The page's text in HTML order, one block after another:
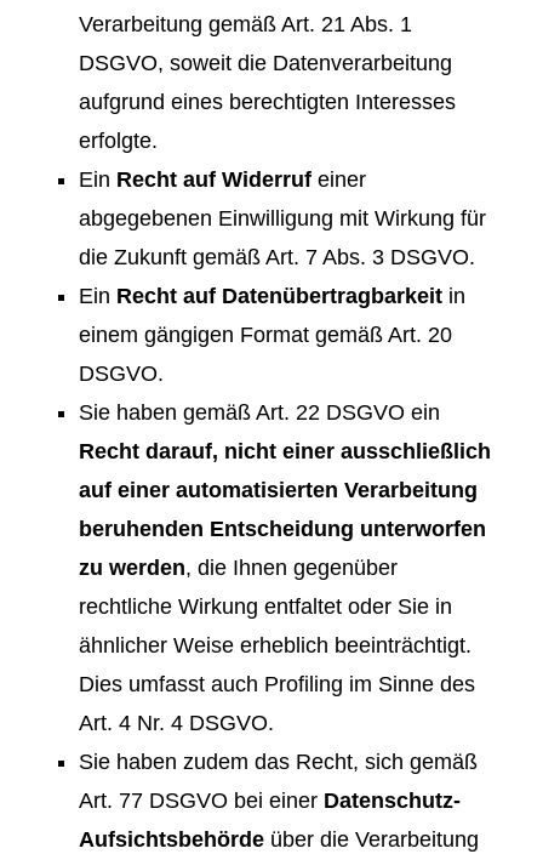
Verarbeitung gemäß Art. 21 Abs. 1
DSGVO, soweit die Datenverarbeitung
aufgrund eines berechtigten Interesses
erfolgte.
Ein Recht auf Widerruf einer
abgegebenen Einwilligung mit Wirkung für
die Zukunft gemäß Art. 7 Abs. 3 DSGVO.
Ein Recht auf Datenübertragbarkeit in
einem gängigen Format gemäß Art. 20
DSGVO.
Sie haben gemäß Art. 22 DSGVO ein
Recht darauf, nicht einer ausschließlich
auf einer automatisierten Verarbeitung
beruhenden Entscheidung unterworfen
zu werden, die Ihnen gegenüber
rechtliche Wirkung entfaltet oder Sie in
ähnlicher Weise erheblich beeinträchtigt.
Dies umfasst auch Profiling im Sinne des
Art. 4 Nr. 4 DSGVO.
Sie haben zudem das Recht, sich gemäß
Art. 77 DSGVO bei einer Datenschutz-
Aufsichtsbehörde über die Verarbeitung